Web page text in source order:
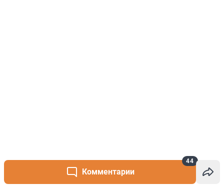
Комментарии
44